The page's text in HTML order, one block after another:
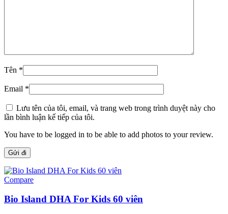
Tên *
Email *
Lưu tên của tôi, email, và trang web trong trình duyệt này cho
lần bình luận kế tiếp của tôi.
You have to be logged in to be able to add photos to your review.
Compare
Bio Island DHA For Kids 60 viên